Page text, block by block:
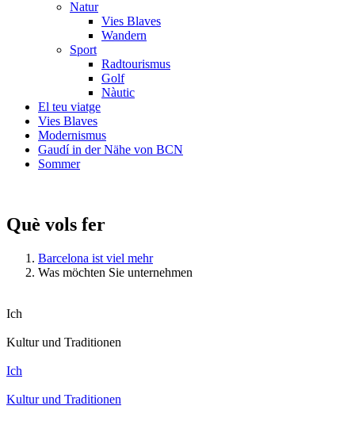
Natur
Vies Blaves
Wandern
Sport
Radtourismus
Golf
Nàutic
El teu viatge
Vies Blaves
Modernismus
Gaudí in der Nähe von BCN
Sommer
Què vols fer
Barcelona ist viel mehr
Was möchten Sie unternehmen
Ich
Kultur und Traditionen
Ich
Kultur und Traditionen